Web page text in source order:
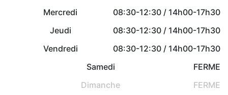
Mercredi
08:30-12:30 / 14h00-17h30
Jeudi
08:30-12:30 / 14h00-17h30
Vendredi
08:30-12:30 / 14h00-17h30
Samedi
FERME
Dimanche
FERME